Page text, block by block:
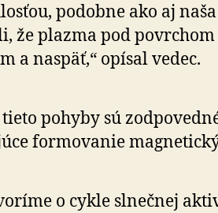
podobne ako aj
že plazma pod
a naspäť,“ opísal vedec.
tieto pohyby sú
formovanie
o cykle slnečnej